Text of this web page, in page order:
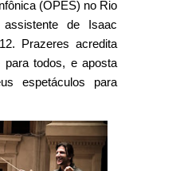
(OPES) no Rio
de Isaac
Prazeres acredita
todos, e aposta
espetáculos para